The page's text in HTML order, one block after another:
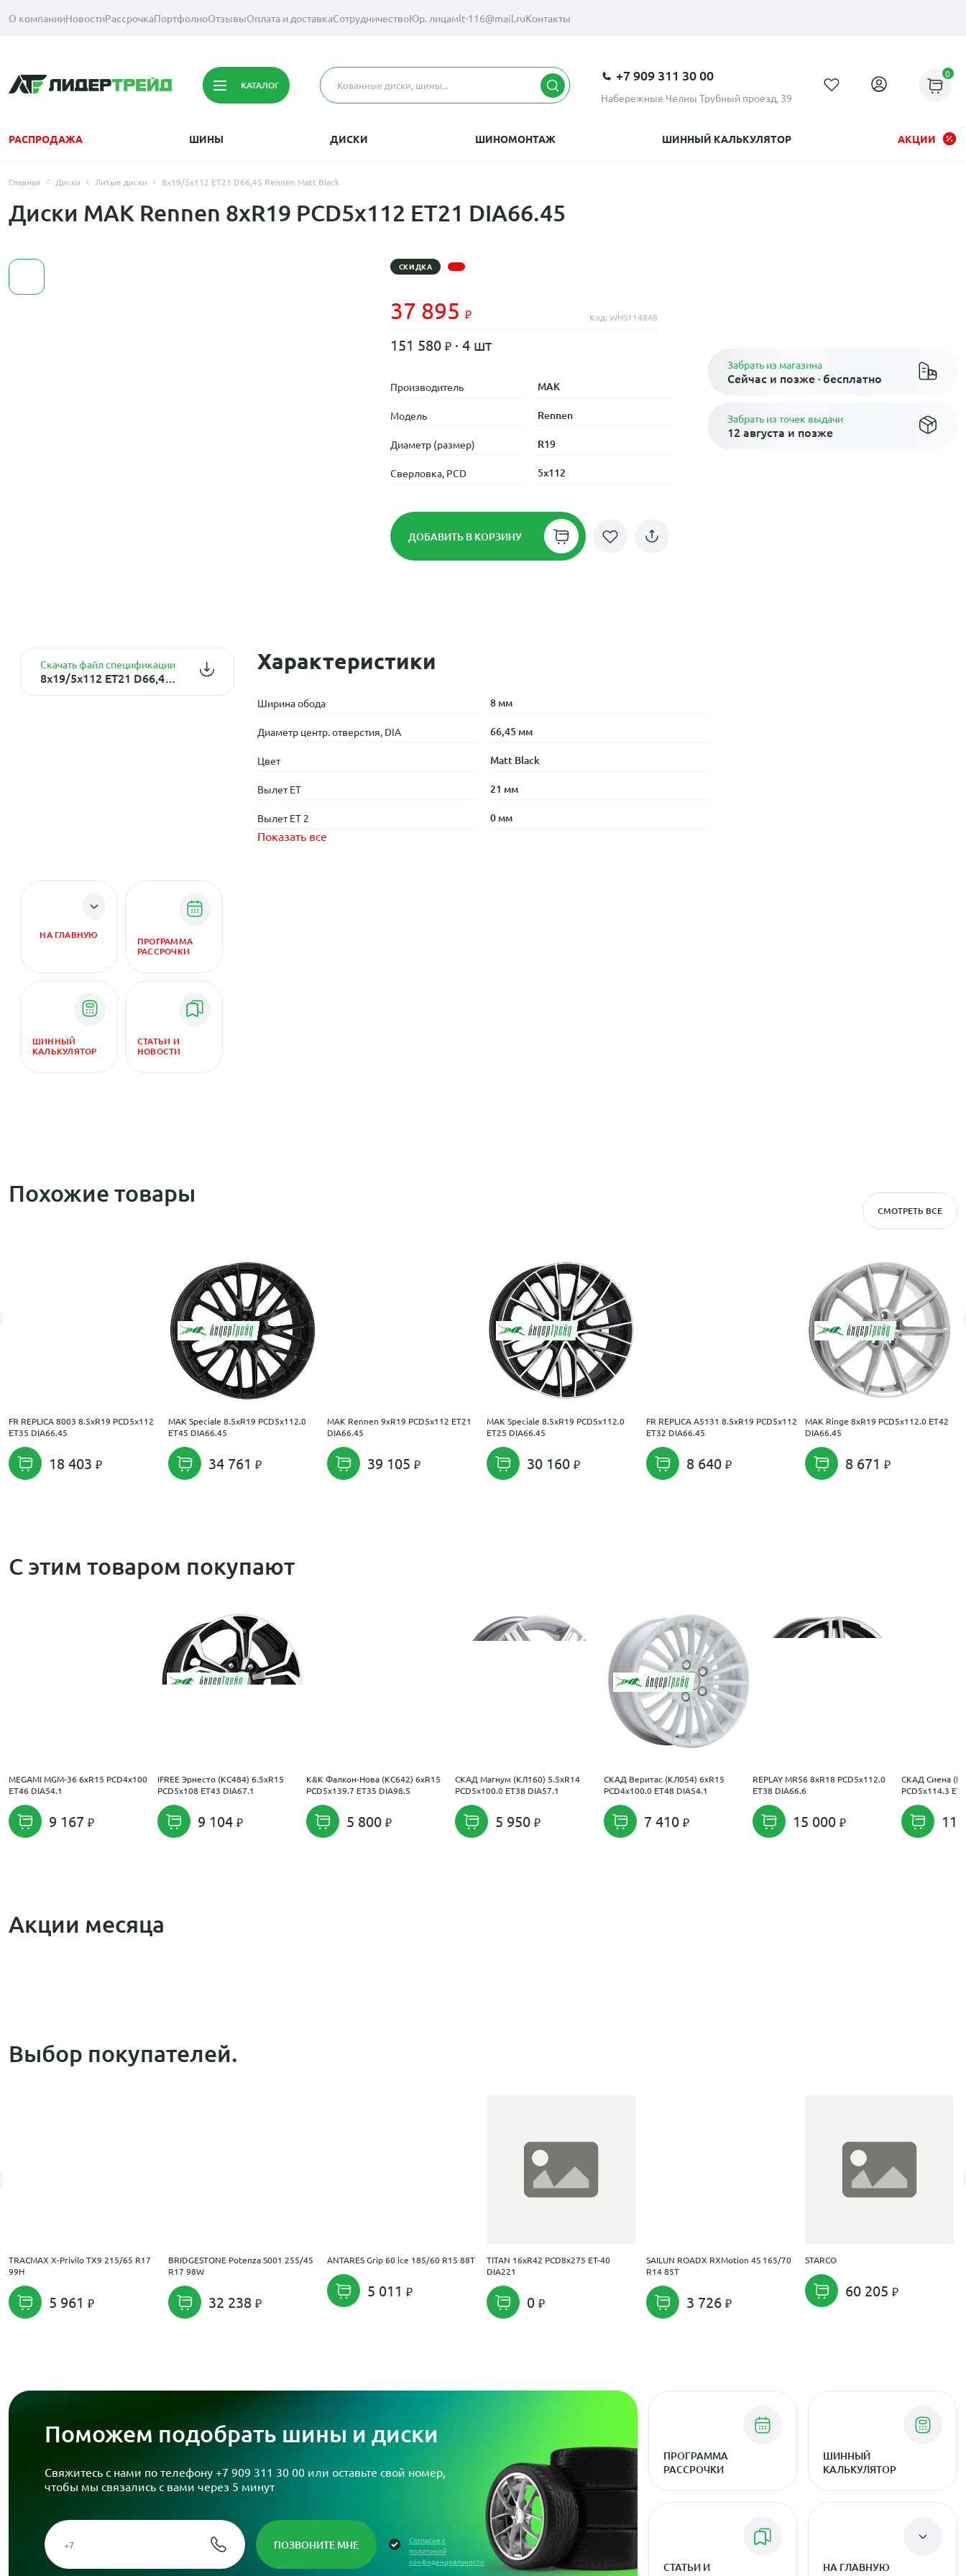
О компанииНовостиРассрочкаПортфолиоОтзывыОплата и доставкаСотрудничествоЮр. лицамlt-116@mail.ruКонтакты
КАТАЛОГ
+7 909 311 30 00
Набережные Челны Трубный проезд, 39
0
РАСПРОДАЖА ШИНЫ ДИСКИ ШИНОМОНТАЖ ШИННЫЙ КАЛЬКУЛЯТОР АКЦИИ
Главная Диски Литые диски 8x19/5x112 ET21 D66,45 Rennen Matt Black
Диски MAK Rennen 8xR19 PCD5x112 ET21 DIA66.45
СКИДКА
37 895 Код: WHS114848
151 580 · 4 шт
Производитель MAK
Модель Rennen
Диаметр (размер) R19
Сверловка, PCD 5x112
ДОБАВИТЬ В КОРЗИНУ
Забрать из магазина
Сейчас и позже · бесплатно
Забрать из точек выдачи
12 августа и позже
Скачать файл спецификации
8x19/5x112 ET21 D66,45 Rennen Matt Black
Характеристики
Ширина обода 8 мм
Диаметр центр. отверстия, DIA 66,45 мм
Цвет Matt Black
Вылет ET 21 мм
Вылет ET 2 0 мм
Показать все
НА ГЛАВНУЮ
ПРОГРАММА
РАССРОЧКИ
ШИННЫЙ
КАЛЬКУЛЯТОР
СТАТЬИ И
НОВОСТИ
Похожие товары
СМОТРЕТЬ ВСЕ
FR REPLICA 8003 8.5xR19 PCD5x112
ET35 DIA66.45
18 403
MAK Speciale 8.5xR19 PCD5x112.0
ET45 DIA66.45
34 761
MAK Rennen 9xR19 PCD5x112 ET21
DIA66.45
39 105
MAK Speciale 8.5xR19 PCD5x112.0
ET25 DIA66.45
30 160
FR REPLICA A5131 8.5xR19 PCD5x112
ET32 DIA66.45
8 640
MAK Ringe 8xR19 PCD5x112.0 ET42
DIA66.45
8 671
С этим товаром покупают
MEGAMI MGM-36 6xR15 PCD4x100
ET46 DIA54.1
9 167
IFREE Эрнесто (КС484) 6.5xR15
PCD5x108 ET43 DIA67.1
9 104
K&K Фалкон-Нова (КС642) 6xR15
PCD5x139.7 ET35 DIA98.5
5 800
СКАД Магнум (КЛ160) 5.5xR14
PCD5x100.0 ET38 DIA57.1
5 950
СКАД Веритас (КЛ054) 6xR15
PCD4x100.0 ET48 DIA54.1
7 410
REPLAY MR56 8xR18 PCD5x112.0
ET38 DIA66.6
15 000
СКАД Сиена
PCD5x114.3
11
Акции месяца
Выбор покупателей.
TRACMAX X-Privilo TX9 215/65 R17
99H
5 961
BRIDGESTONE Potenza S001 255/45
R17 98W
32 238
ANTARES Grip 60 ice 185/60 R15 88T
5 011
TITAN 16xR42 PCD8x275 ET-40
DIA221
0
SAILUN ROADX RXMotion 4S 165/70
R14 85T
3 726
STARCO
60 205
Поможем подобрать шины и диски
Свяжитесь с нами по телефону +7 909 311 30 00 или оставьте свой номер,
чтобы мы связались с вами через 5 минут
Согласие с
политикой
конфиденциальности
ПРОГРАММА
РАССРОЧКИ
ШИННЫЙ
КАЛЬКУЛЯТОР
СТАТЬИ И
НА ГЛАВНУЮ